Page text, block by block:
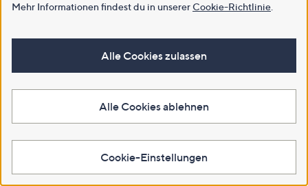
Mehr Informationen findest du in unsererCookie-Richtlinie
Alle Cookies zulassen
Alle Cookies ablehnen
Cookie-Einstellungen